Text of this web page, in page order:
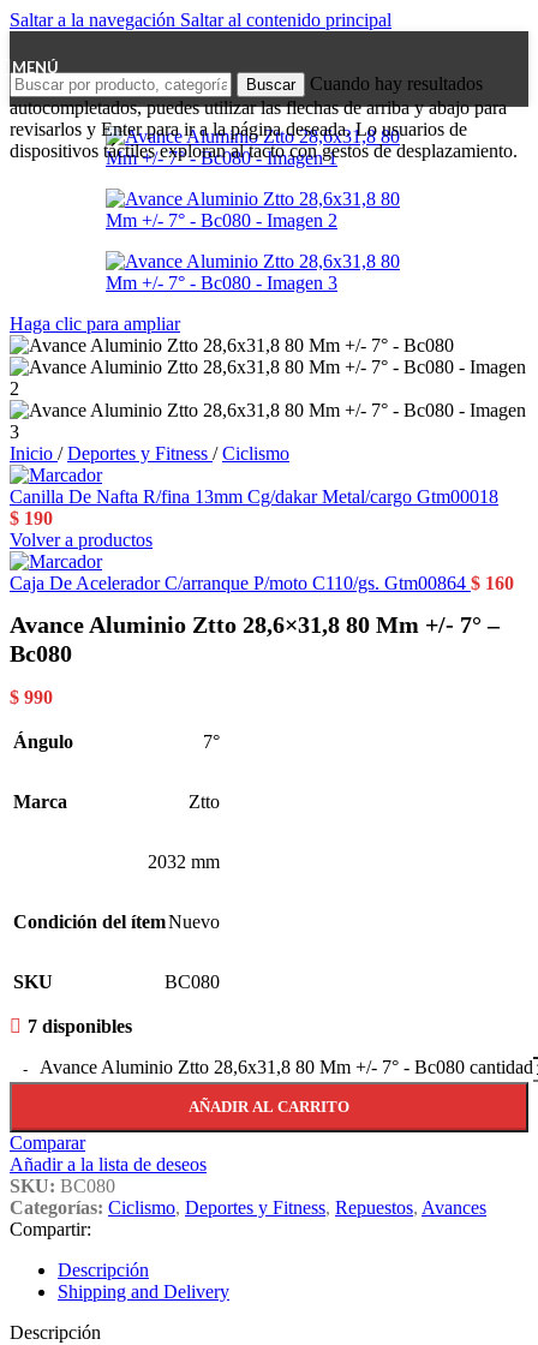
Saltar a la navegación Saltar al contenido principal
MENÚ
Buscar
Cuando hay resultados
autocompletados, puedes utilizar las flechas de arriba y abajo para
revisarlos y Enter para ir a la página deseada. Lo usuarios de
dispositivos táctiles exploran al tacto con gestos de desplazamiento.
Haga clic para ampliar
Inicio / Deportes y Fitness / Ciclismo
Canilla De Nafta R/fina 13mm Cg/dakar Metal/cargo Gtm00018
$ 190
Volver a productos
Caja De Acelerador C/arranque P/moto C110/gs. Gtm00864 $ 160
Avance Aluminio Ztto 28,6×31,8 80 Mm +/- 7° –
Bc080
$ 990
Ángulo 7°
Marca Ztto
2032 mm
Condición del ítemNuevo
SKU BC080
7 disponibles
Avance Aluminio Ztto 28,6x31,8 80 Mm +/- 7° - Bc080 cantidad
AÑADIR AL CARRITO
Comparar
Añadir a la lista de deseos
SKU: BC080
Categorías: Ciclismo, Deportes y Fitness, Repuestos, Avances
Compartir:
Descripción
Shipping and Delivery
Descripción